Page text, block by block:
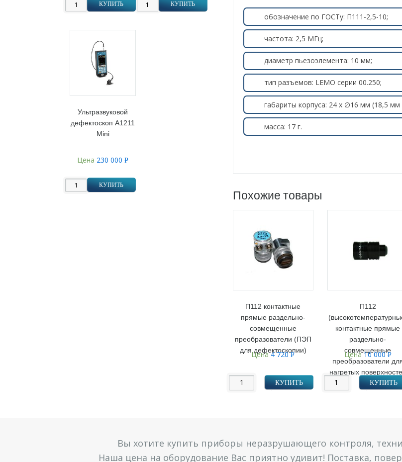
обозначение по ГОСТу: П111-2,5-10;
частота: 2,5 МГц;
диаметр пьезоэлемента: 10 мм;
тип разъемов: LEMO серии 00.250;
габариты корпуса: 24 х ∅16 мм (18,5 мм
масса: 17 г.
Похожие товары
П112 контактные
прямые раздельно-
совмещенные
преобразователи (ПЭП
для дефектоскопии)
Цена4 720Р
КУПИТЬ
П112
контактные прямые
раздельно-
совмещенные
преобразователи
нагретых
Цена10 000Р
УБ.
КУПИТЬ
КУПИТЬ КУПИТЬ
Ультразвуковой
дефектоскоп А1211
Mini
Цена 230 000Р
КУПИТЬ
Вы хотите купить приборы неразрушающего контроля,
Наша цена на оборудование Вас приятно удивит! Поставка,